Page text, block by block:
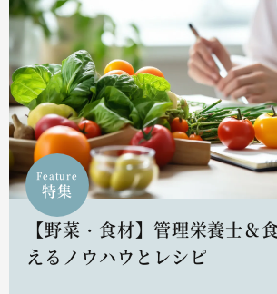
Feature
特集
【野菜・食材】管理栄養士＆
えるノウハウとレシピ